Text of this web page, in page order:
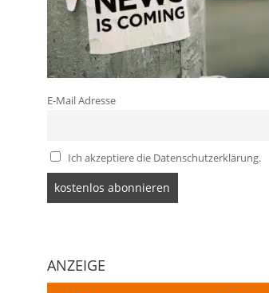
E-Mail Adresse
Ich akzeptiere die Datenschutzerklärung.
ANZEIGE